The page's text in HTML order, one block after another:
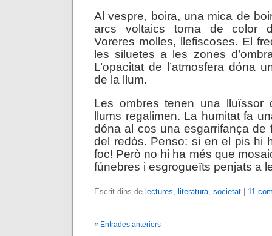
Al vespre, boira, una mica de
arcs voltaics torna de color
Voreres molles, llefiscoses. El
les siluetes a les zones
L’opacitat de l’atmosfera dóna
de la llum.
Les ombres tenen una lluïssor
llums regalimen. La humitat fa
dóna al cos una esgarrifança de
del redós. Penso: si en el pis hi
foc! Però no hi ha més que
fúnebres i esgrogueïts penjats a
Escrit dins de lectures, literatura, societat 11
« Entrades anteriors